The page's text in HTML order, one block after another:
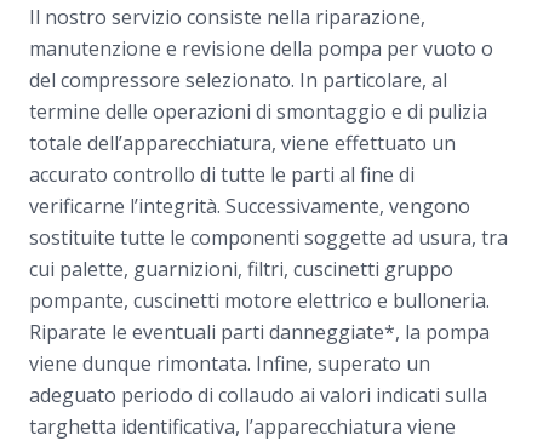
Il nostro servizio consiste nella riparazione,
manutenzione e revisione della pompa per vuoto o
del compressore selezionato. In particolare, al
termine delle operazioni di smontaggio e di pulizia
totale dell’apparecchiatura, viene effettuato un
accurato controllo di tutte le parti al fine di
verificarne l’integrità. Successivamente, vengono
sostituite tutte le componenti soggette ad usura, tra
cui palette, guarnizioni, filtri, cuscinetti gruppo
pompante, cuscinetti motore elettrico e bulloneria.
Riparate le eventuali parti danneggiate*, la pompa
viene dunque rimontata. Infine, superato un
adeguato periodo di collaudo ai valori indicati sulla
targhetta identificativa, l’apparecchiatura viene